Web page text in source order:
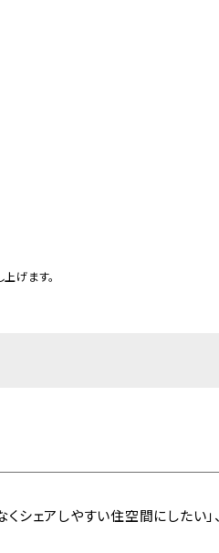
げます。
シェアしやすい住空間にしたい」、